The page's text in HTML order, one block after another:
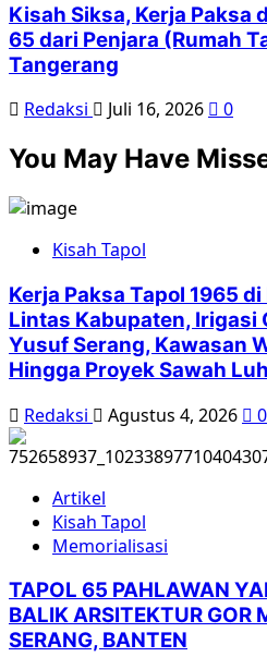
Kisah Siksa, Kerja Paksa
65 dari Penjara (Rumah
Tangerang
Redaksi Juli 16, 2026 0
You May Have
Kisah Tapol
Kerja Paksa Tapol 1965
Lintas Kabupaten, Irigasi
Yusuf Serang, Kawasan
Hingga Proyek Sawah
Redaksi Agustus 4, 2026 0
Artikel
Kisah Tapol
Memorialisasi
TAPOL 65 PAHLAWAN
BALIK ARSITEKTUR GOR
SERANG, BANTEN